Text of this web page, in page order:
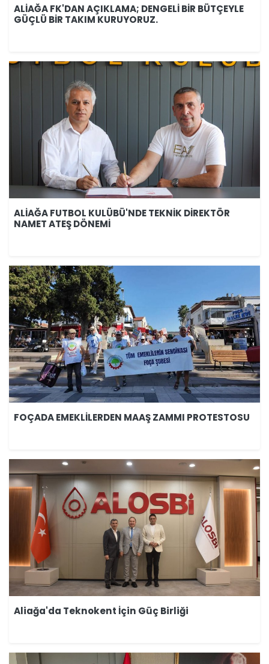
ALİAĞA FK'DAN AÇIKLAMA; DENGELİ BİR BÜTÇEYLE
GÜÇLÜ BİR TAKIM KURUYORUZ.
ALİAĞA FUTBOL KULÜBÜ'NDE TEKNİK DİREKTÖR
NAMET ATEŞ DÖNEMİ
FOÇADA EMEKLİLERDEN MAAŞ ZAMMI PROTESTOSU
Aliağa'da Teknokent İçin Güç Birliği